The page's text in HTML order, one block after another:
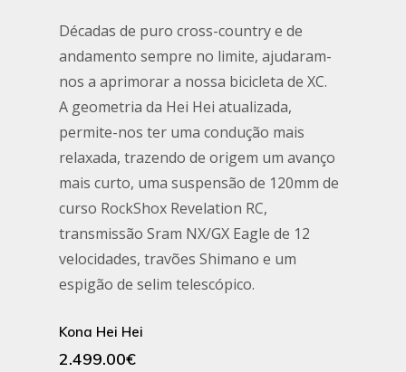
Décadas de puro cross-country e de
andamento sempre no limite, ajudaram-
nos a aprimorar a nossa bicicleta de XC.
A geometria da Hei Hei atualizada,
permite-nos ter uma condução mais
relaxada, trazendo de origem um avanço
mais curto, uma suspensão de 120mm de
curso RockShox Revelation RC,
transmissão Sram NX/GX Eagle de 12
velocidades, travões Shimano e um
espigão de selim telescópico.
Kona Hei Hei
2.499.00€